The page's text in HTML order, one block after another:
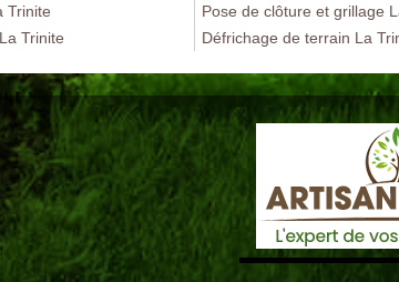
Trinite
Trinite
Pose de clôture et grillage
Défrichage de terrain La